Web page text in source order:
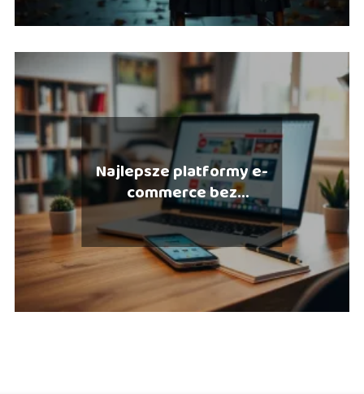
Najlepsze platformy e-
commerce bez
abonamentu – co wybrać?